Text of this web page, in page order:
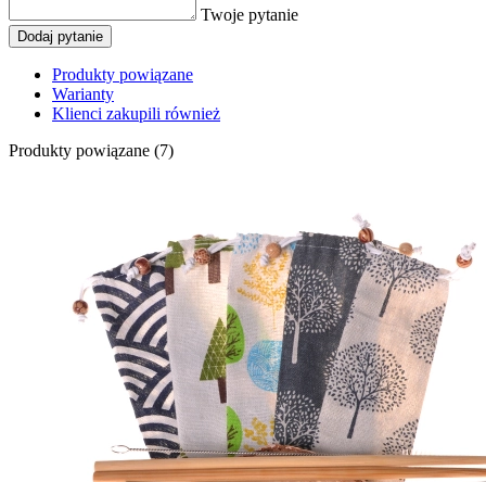
Twoje pytanie
Dodaj pytanie
Produkty powiązane
Warianty
Klienci zakupili również
Produkty powiązane (7)